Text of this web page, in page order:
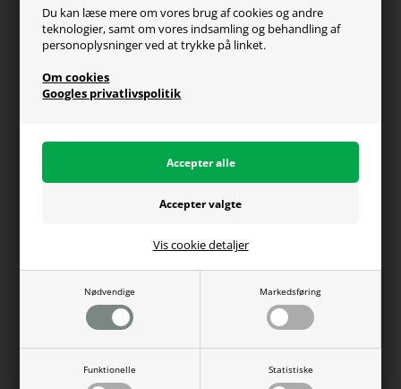
Du kan læse mere om vores brug af cookies og andre
teknologier, samt om vores indsamling og behandling af
personoplysninger ved at trykke på linket.
Om cookies
Googles privatlivspolitik
Nødvendige Markedsføring
Funktionelle Statistiske
Vis cookie detaljer
Generel info
Om os
Fragt og levering
Du kan altid ringe til os på telefon 98374333